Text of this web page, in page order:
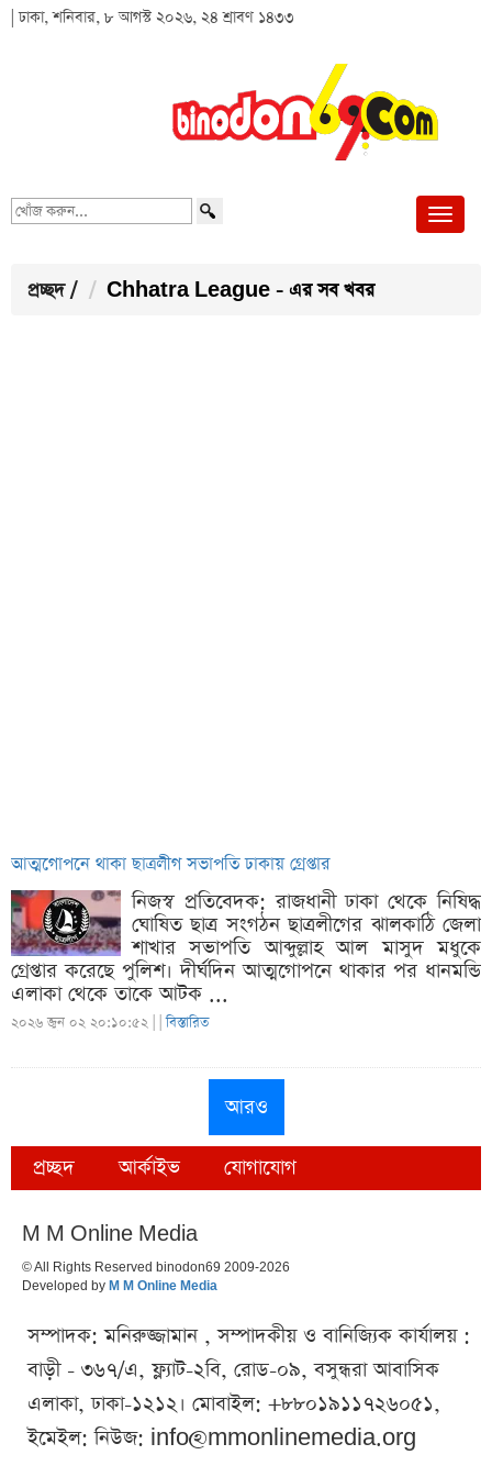
| ঢাকা, শনিবার, ৮ আগস্ট ২০২৬, ২৪ শ্রাবণ ১৪৩৩
খোঁজ
প্রচ্ছদ / Chhatra League - এর সব খবর
আত্মগোপনে থাকা ছাত্রলীগ সভাপতি ঢাকায় গ্রেপ্তার
নিজস্ব প্রতিবেদক: রাজধানী ঢাকা থেকে নিষিদ্ধ
ঘোষিত ছাত্র সংগঠন ছাত্রলীগের ঝালকাঠি জেলা
শাখার সভাপতি আব্দুল্লাহ আল মাসুদ মধুকে
গ্রেপ্তার করেছে পুলিশ। দীর্ঘদিন আত্মগোপনে থাকার পর ধানমন্ডি
এলাকা থেকে তাকে আটক ...
২০২৬ জুন ০২ ২০:১০:৫২ | |বিস্তারিত
আরও
প্রচ্ছদ আর্কাইভ যোগাযোগ
M M Online Media
© All Rights Reserved binodon69 2009-2026
Developed by M M Online Media
সম্পাদক: মনিরুজ্জামান , সম্পাদকীয় ও বানিজ্যিক কার্যালয় :
বাড়ী - ৩৬৭/এ, ফ্ল্যাট-২বি, রোড-০৯, বসুন্ধরা আবাসিক
এলাকা, ঢাকা-১২১২। মোবাইল: +৮৮০১৯১১৭২৬০৫১,
ইমেইল: নিউজ: info@mmonlinemedia.org